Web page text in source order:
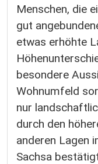
Menschen, die
gut
etwas erhöhte
besondere
Wohnumfeld
nur
durch den
anderen Lagen
Sachsa